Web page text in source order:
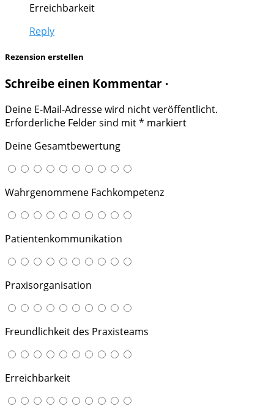
Erreichbarkeit
Reply
Rezension erstellen
Schreibe einen Kommentar ·
Deine E-Mail-Adresse wird nicht veröffentlicht.
Erforderliche Felder sind mit* markiert
Deine Gesamtbewertung
Wahrgenommene Fachkompetenz
Patientenkommunikation
Praxisorganisation
Freundlichkeit des Praxisteams
Erreichbarkeit